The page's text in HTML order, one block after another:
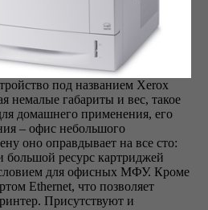
под названием Xerox
немалые габариты и вес, такое
домашнего применения, его
– офис небольшого
оно оправдывает на все сто:
большой ресурс картриджей
для офисных МФУ. Кроме
Ethernet, что позволяет
Присутствуют и